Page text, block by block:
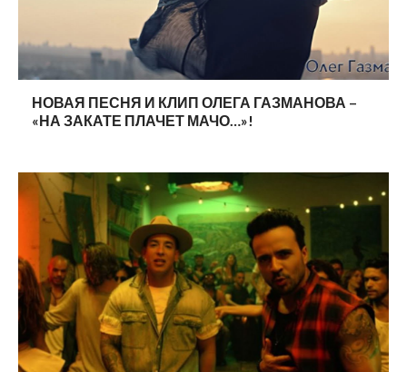
НОВАЯ ПЕСНЯ И КЛИП ОЛЕГА ГАЗМАНОВА –
«НА ЗАКАТЕ ПЛАЧЕТ МАЧО…»!